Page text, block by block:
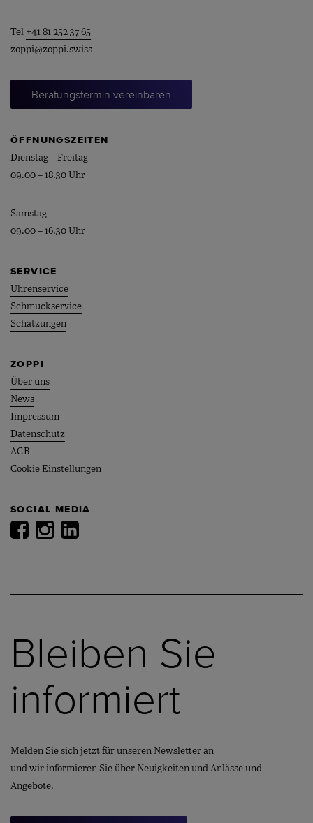
Tel +41 81 252 37 65
zoppi@zoppi.swiss
Beratungstermin vereinbaren
ÖFFNUNGSZEITEN
Dienstag – Freitag
09.00 – 18.30 Uhr
Samstag
09.00 – 16.30 Uhr
SERVICE
Uhrenservice
Schmuckservice
Schätzungen
ZOPPI
Über uns
News
Impressum
Datenschutz
AGB
Cookie Einstellungen
SOCIAL MEDIA
Bleiben Sie
informiert
Melden Sie sich jetzt für unseren Newsletter an
und wir informieren Sie über Neuigkeiten und Anlässe und
Angebote.